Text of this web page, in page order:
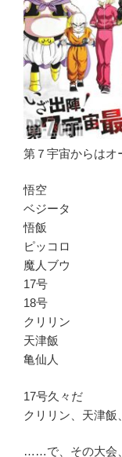
第７宇宙からはオ
悟空
ベジータ
悟飯
ピッコロ
魔人ブウ
17号
18号
クリリン
天津飯
亀仙人
17号久々だ
クリリン、天津
……で、その大会